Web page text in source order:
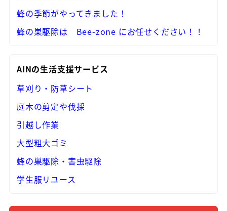
蜂の季節がやってきました！
蜂の巣駆除は Bee-zone にお任せください！！
AINの生活支援サービス
草刈り・防草シート
庭木の剪定や伐採
引越し作業
大型粗大ゴミ
蜂の巣駆除・害虫駆除
学生服リユース